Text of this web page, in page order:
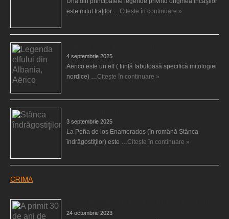
este mitul fraţilor …Citește în continuare »
4 septembrie 2025
Aërico este un elf ( fiinţă fabuloasă specifică mitologiei
nordice) …Citește în continuare »
3 septembrie 2025
La Peña de los Enamorados (în română Stânca
îndrăgostiţilor) este …Citește în continuare »
CRIMA
24 octombrie 2023